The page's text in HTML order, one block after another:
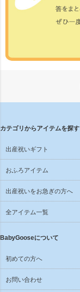
カテゴリからアイテムを探す
出産祝いギフト
おふろアイテム
出産祝いをお急ぎの方へ
全アイテム一覧
BabyGooseについて
初めての方へ
お問い合わせ